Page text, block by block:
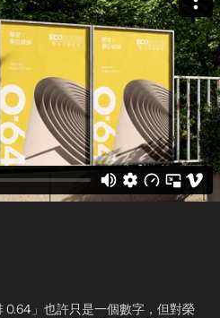
0.64」也許只是一個數字，但對榮